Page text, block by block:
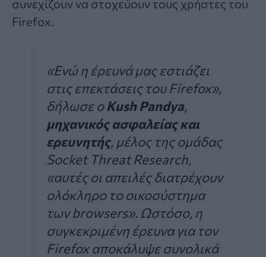
συνεχίζουν να στοχεύουν τους χρήστες του
Firefox.
«Ενώ η έρευνά μας εστιάζει
στις επεκτάσεις του Firefox»,
δήλωσε οKush Pandya,
μηχανικός ασφαλείας και
ερευνητής, μέλος της ομάδας
Socket Threat Research,
«αυτές οι απειλές διατρέχουν
ολόκληρο το οικοσύστημα
των browsers». Ωστόσο, η
συγκεκριμένη έρευνα για τον
Firefox αποκάλυψε συνολικά